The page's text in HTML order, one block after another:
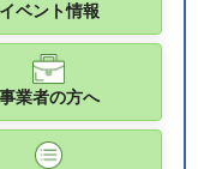
イベント情報
事業者の方へ